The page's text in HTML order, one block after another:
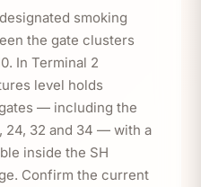
smoking
the gate clusters
In Terminal 2
level holds
— including the
24, 32 and 34 — with a
inside the SH
Confirm the current